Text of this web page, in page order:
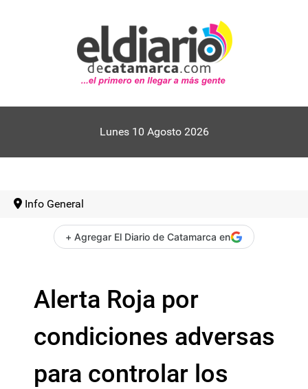
Lunes 10 Agosto 2026
Info General
+ Agregar El Diario de Catamarca en
Alerta Roja por
condiciones adversas
para controlar los